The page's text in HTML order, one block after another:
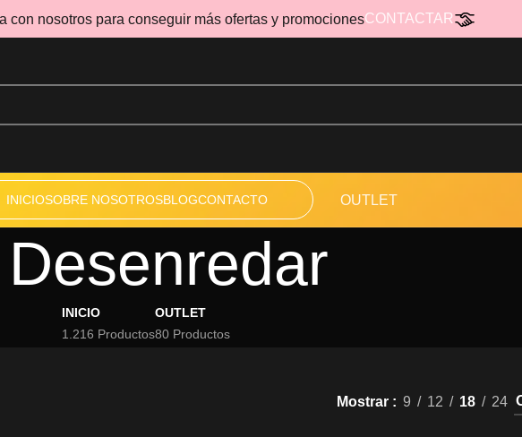
con nosotros para conseguir más ofertas y promocionesCONTACTAR
INICIOSOBRE NOSOTROSBLOGCONTACTO OUTLET
Desenredar
INICIO
1.216 Productos
OUTLET
80 Productos
Mostrar 9 12 18 24